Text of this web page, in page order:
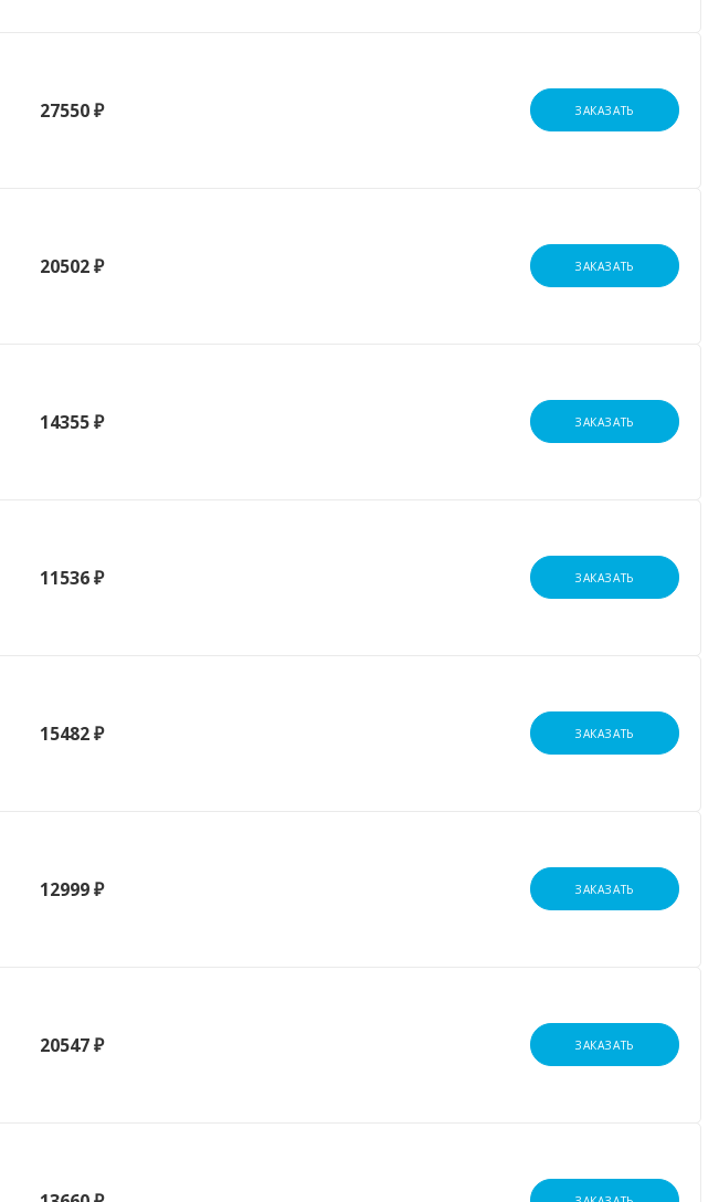
27550 ₽ ЗАКАЗАТЬ
20502 ₽ ЗАКАЗАТЬ
14355 ₽ ЗАКАЗАТЬ
11536 ₽ ЗАКАЗАТЬ
15482 ₽ ЗАКАЗАТЬ
12999 ₽ ЗАКАЗАТЬ
20547 ₽ ЗАКАЗАТЬ